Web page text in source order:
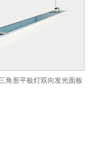
形平板灯双向发光面板